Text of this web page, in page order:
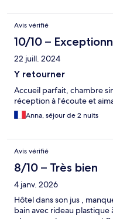
Avis vérifié
10/10 –
22 juill. 2024
Y retourner
Accueil parfait, chambre
réception à l'écoute et
Anna, séjour de 2 nuits
Avis vérifié
8/10 – Très bien
4 janv. 2026
Hôtel dans son jus ,
bain avec rideau plastique